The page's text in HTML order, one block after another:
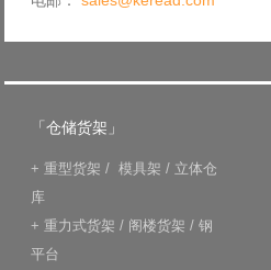
「仓储货架」
+ 重型货架 / 模具架 / 立体仓
库
+ 重力式货架 / 阁楼货架 / 钢
平台